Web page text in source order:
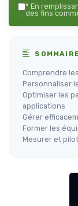
* En
des fins
Comprendre
Personnaliser
Optimiser les
applications
Gérer
Former les
Mesurer et